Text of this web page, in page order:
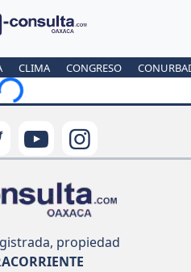
CLIMA CONGRESO
propiedad